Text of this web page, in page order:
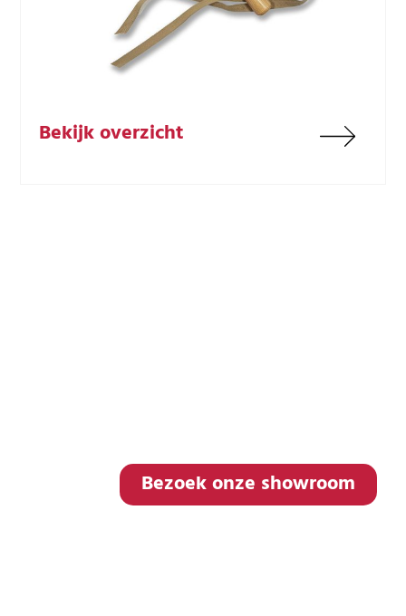
Bekijk overzicht
Bezoek onze showroom